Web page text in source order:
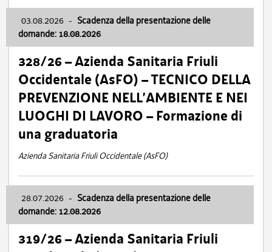
03.08.2026 - Scadenza della presentazione delle
domande: 18.08.2026
328/26 – Azienda Sanitaria Friuli
Occidentale (AsFO) – TECNICO DELLA
PREVENZIONE NELL’AMBIENTE E NEI
LUOGHI DI LAVORO – Formazione di
una graduatoria
Azienda Sanitaria Friuli Occidentale (AsFO)
28.07.2026 - Scadenza della presentazione delle
domande: 12.08.2026
319/26 – Azienda Sanitaria Friuli